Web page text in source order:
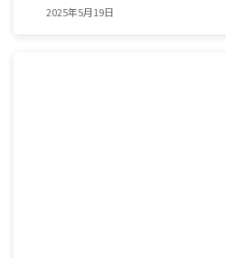
2025年5月19日